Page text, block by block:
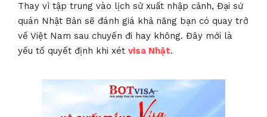
Thay vì tập trung vào lịch sử xuất nhập cảnh, Đại sứ
quán Nhật Bản sẽ đánh giá khả năng bạn có quay trở
về Việt Nam sau chuyến đi hay không. Đây mới là
yếu tố quyết định khi xét visa Nhật.